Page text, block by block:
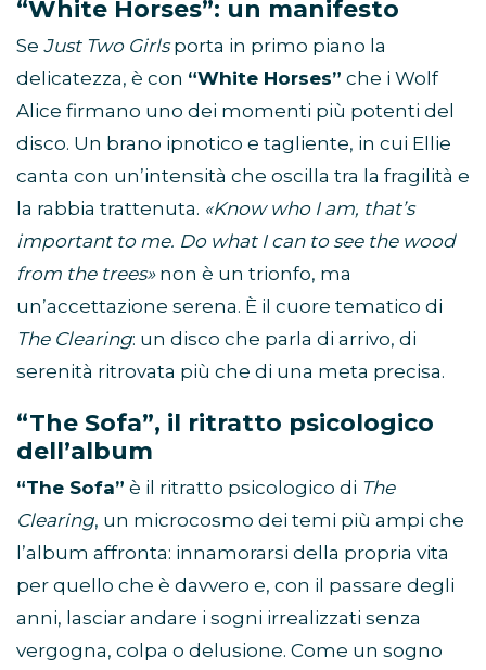
“White Horses”: un manifesto
Se Just Two Girlsporta in primo piano la
delicatezza, è con “White Horses” che i Wolf
Alice firmano uno dei momenti più potenti del
disco. Un brano ipnotico e tagliente, in cui Ellie
canta con un’intensità che oscilla tra la fragilità e
la rabbia trattenuta. «Know who I am, that’s
important to me. Do what I can to see the wood
from the trees»non è un trionfo, ma
un’accettazione serena. È il cuore tematico di
The Clearing: un disco che parla di arrivo, di
serenità ritrovata più che di una meta precisa.
“The Sofa”, il ritratto psicologico
dell’album
“The Sofa” è il ritratto psicologico di The
Clearing, un microcosmo dei temi più ampi che
l’album affronta: innamorarsi della propria vita
per quello che è davvero e, con il passare degli
anni, lasciar andare i sogni irrealizzati senza
vergogna, colpa o delusione. Come un sogno